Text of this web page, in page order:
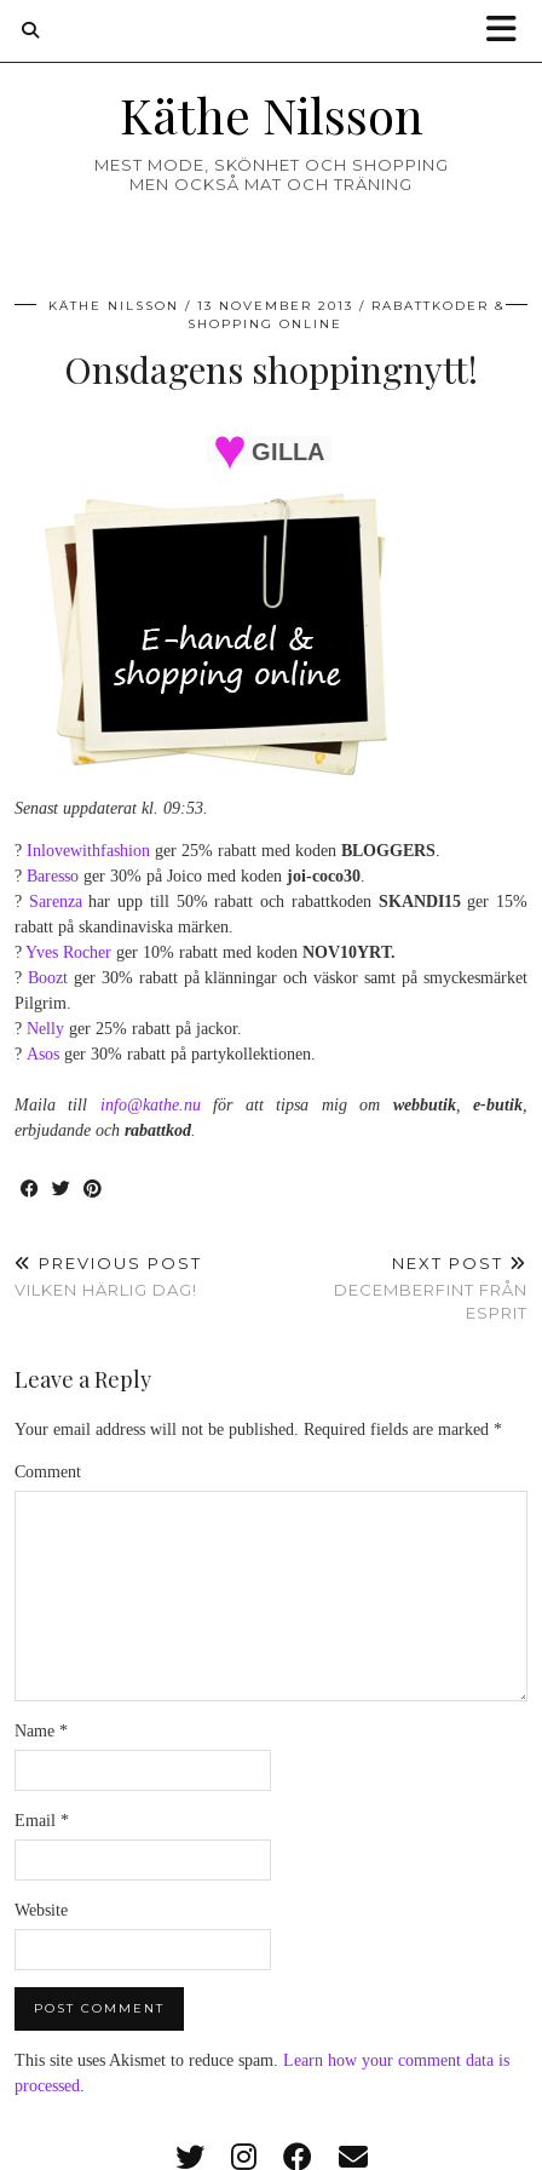
Käthe Nilsson
MEST MODE, SKÖNHET OCH SHOPPING
MEN OCKSÅ MAT OCH TRÄNING
KÄTHE NILSSON 13 NOVEMBER 2013
RABATTKODER &
SHOPPING ONLINE
Onsdagens shoppingnytt!
GILLA
Senast uppdaterat kl. 09:53.
? Inlovewithfashion ger 25% rabatt med koden BLOGGERS.
? Baresso ger 30% på Joico med koden joi-coco30.
? Sarenzahar upp till 50% rabatt och rabattkoden SKANDI15ger 15%
rabatt på skandinaviska märken.
? Yves Rocher ger 10% rabatt med koden NOV10YRT.
? Booztger 30% rabatt på klänningar och väskor samt på smyckesmärket
Pilgrim.
? Nelly ger 25% rabatt på jackor.
? Asos ger 30% rabatt på partykollektionen.
Maila till info@kathe.nuför att tipsa mig om webbutik,e-butik,
erbjudande och rabattkod.
PREVIOUS POST
VILKEN HÄRLIG DAG!
NEXT POST
DECEMBERFINT FRÅN
ESPRIT
Leave a Reply
Your email address will not be published. Required fields are marked *
Comment
Name *
Email *
Website
This site uses Akismet to reduce spam. Learn how your comment data is
processed.